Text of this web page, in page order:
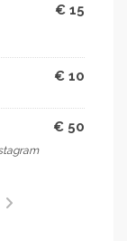
€ 15
€ 10
€ 50